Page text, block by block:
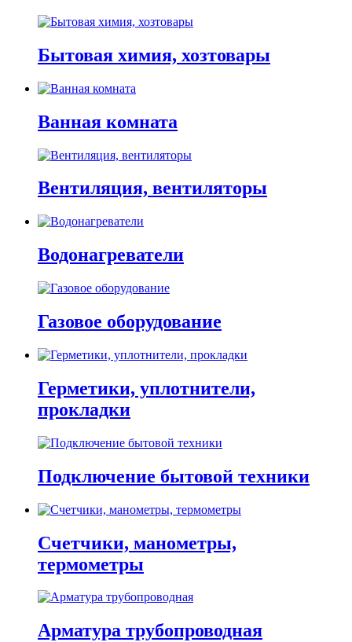
Бытовая химия, хозтовары
Ванная комната
Вентиляция, вентиляторы
Водонагреватели
Газовое оборудование
Герметики, уплотнители,
прокладки
Подключение бытовой техники
Счетчики, манометры,
термометры
Арматура трубопроводная